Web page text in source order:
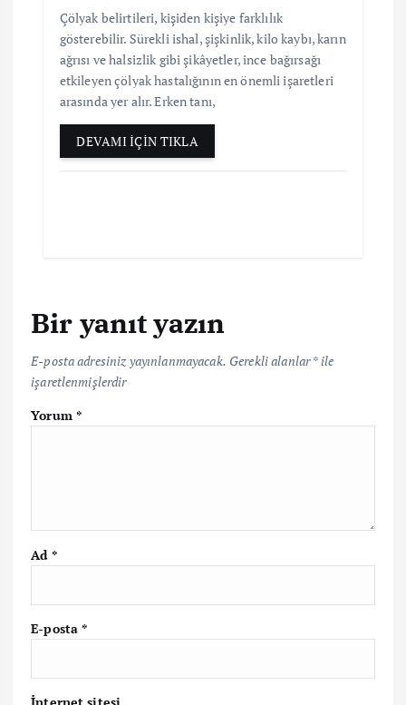
Çölyak belirtileri, kişiden kişiye farklılık
gösterebilir. Sürekli ishal, şişkinlik, kilo kaybı, karın
ağrısı ve halsizlik gibi şikâyetler, ince bağırsağı
etkileyen çölyak hastalığının en önemli işaretleri
arasında yer alır. Erken tanı,
DEVAMI İÇİN TIKLA
Bir yanıt yazın
E-posta adresiniz yayınlanmayacak. Gerekli alanlar*ile
işaretlenmişlerdir
Yorum *
Ad *
E-posta*